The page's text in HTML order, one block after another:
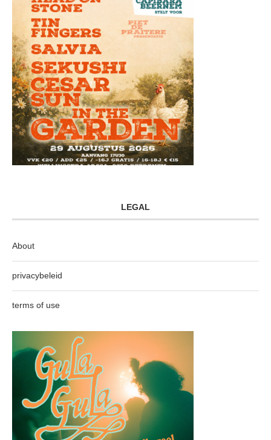
LEGAL
About
privacybeleid
terms of use